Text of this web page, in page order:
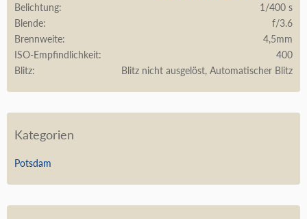
Belichtung
1/400 s
Blende
f/3.6
Brennweite
4,5mm
ISO-Empfindlichkeit
400
Blitz
Blitz nicht ausgelöst, Automatischer Blitz
Kategorien
Potsdam